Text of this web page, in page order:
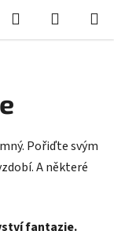
Hledat
KOŠÍK
Pořiďte svým
A některé
fantazie.